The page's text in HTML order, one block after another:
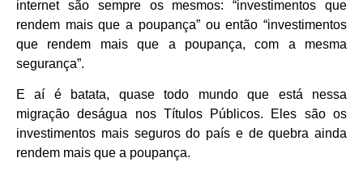
internet são sempre os mesmos: “investimentos que
rendem mais que a poupança” ou então “investimentos
que rendem mais que a poupança, com a mesma
segurança”.
E aí é batata, quase todo mundo que está nessa
migração deságua nos Títulos Públicos. Eles são os
investimentos mais seguros do país e de quebra ainda
rendem mais que a poupança.